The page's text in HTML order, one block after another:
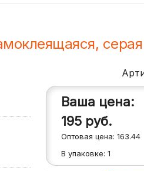
Ваша цена:
195 руб.
Оптовая цена:163.44
В упаковке:1